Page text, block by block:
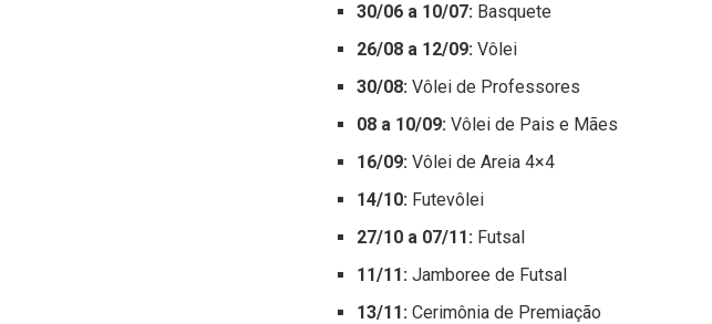
30/06 a 10/07: Basquete
26/08 a 12/09: Vôlei
30/08: Vôlei de Professores
08 a 10/09: Vôlei de Pais e Mães
16/09: Vôlei de Areia 4×4
14/10: Futevôlei
27/10 a 07/11: Futsal
11/11: Jamboree de Futsal
13/11: Cerimônia de Premiação